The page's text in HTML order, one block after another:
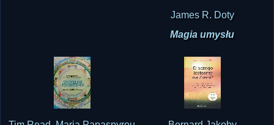
James R. Doty
Magia umysłu